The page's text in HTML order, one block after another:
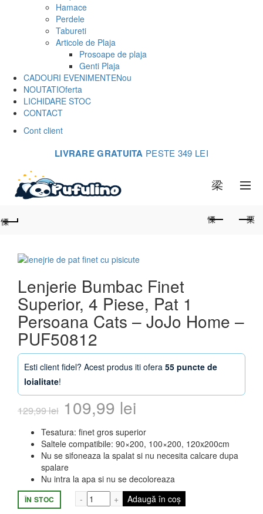
Hamace
Perdele
Tabureti
Articole de Plaja
Prosoape de plaja
Genti Plaja
CADOURI EVENIMENTENou
NOUTATIOferta
LICHIDARE STOC
CONTACT
Cont client
LIVRARE GRATUITA PESTE 349 LEI
Lenjerie Bumbac Finet
Superior, 4 Piese, Pat 1
Persoana Cats – JoJo Home –
PUF50812
Esti client fidel? Acest produs iti ofera 55 puncte de
loialitate!
129,99lei Prețul
inițial
a
fost:
129,99 lei.
109,99 lei
curent
este:
109,99 lei.
Tesatura: finet gros superior
Saltele compatibile: 90×200, 100×200, 120x200cm
Nu se sifoneaza la spalat si nu necesita calcare dupa
spalare
Nu intra la apa si nu se decoloreaza
ÎN STOC Cantitate Lenjerie Bumbac Finet
Adaugă în coș